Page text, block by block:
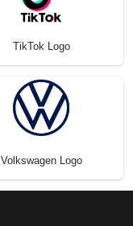
TikTok Logo
Volkswagen Logo